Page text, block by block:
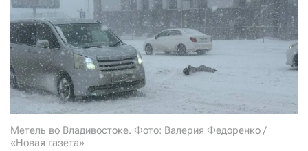
Метель во Владивостоке. Фото: Валерия Федоренко /
«Новая газета»
Нажимая кнопку «Стать соучастником»,
я принимаю условия и подтверждаю свое гражданство РФ
СТАТЬ СОУЧАСТНИКОМ
ПОДЕЛИТЬСЯ С ДРУЗЬЯМИ
Если у вас есть вопросы, пишите donate@novayagazeta.ru
звоните:
+7 (929) 612-03-68